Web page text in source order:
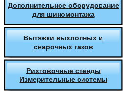
Дополнительное оборудование
для шиномонтажа
Вытяжки выхлопных и
сварочных газов
Рихтовочные стенды
Измерительные системы